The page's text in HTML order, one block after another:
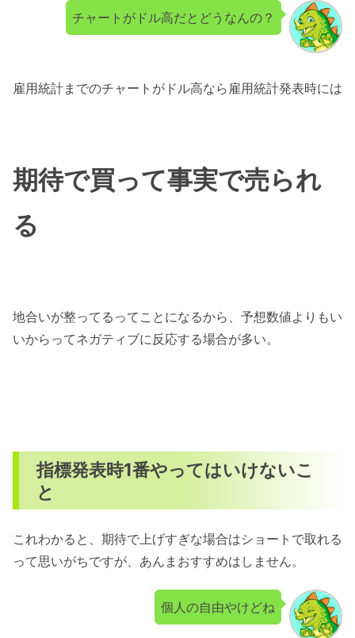
チャートがドル高だとどうなんの？
雇用統計までのチャートがドル高なら雇用統計発表時には
期待で買って事実で売られ
る
地合いが整ってるってことになるから、予想数値よりもい
いからってネガティブに反応する場合が多い。
指標発表時1番やってはいけないこ
と
これわかると、期待で上げすぎな場合はショートで取れる
って思いがちですが、あんまおすすめはしません。
個人の自由やけどね